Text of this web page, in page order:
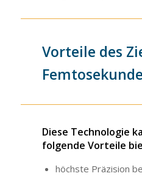
Vorteile des
Diese Technologie
folgende Vorteile
höchste Präzision